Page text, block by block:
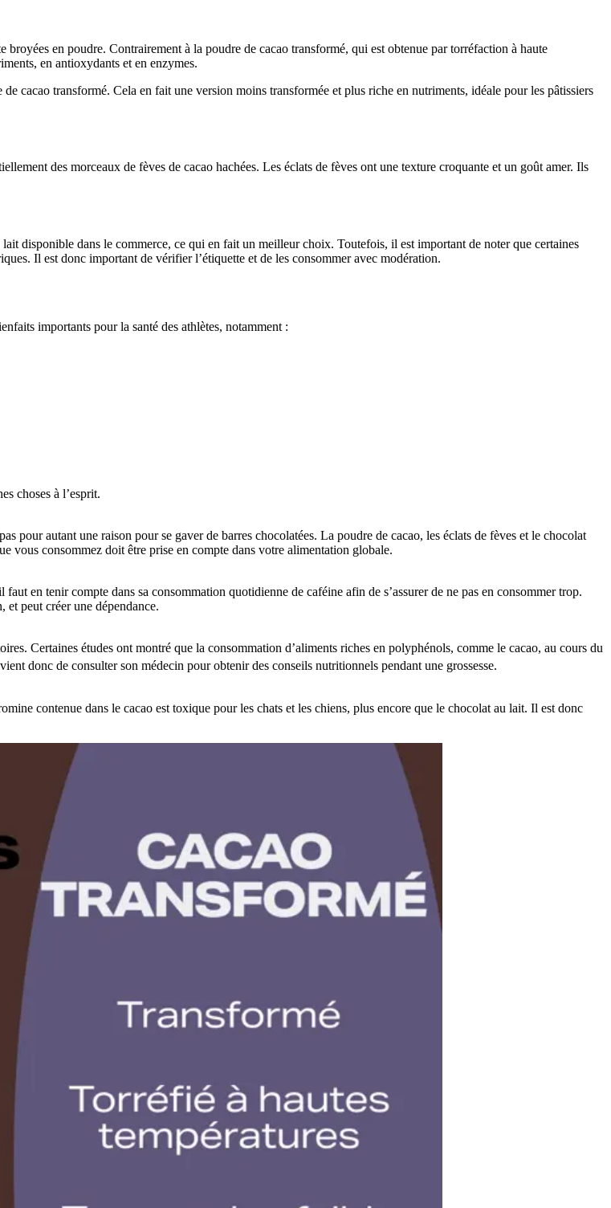
en poudre. Contrairement à la poudre de cacao transformé, qui est obtenue par torréfaction à haute
en antioxydants et en enzymes.
cacao transformé. Cela en fait une version moins transformée et plus riche en nutriments, idéale pour les pâtissiers
des morceaux de fèves de cacao hachées. Les éclats de fèves ont une texture croquante et un goût amer. Ils
disponible dans le commerce, ce qui en fait un meilleur choix. Toutefois, il est important de noter que certaines
Il est donc important de vérifier l’étiquette et de les consommer avec modération.
importants pour la santé des athlètes, notamment :
choses à l’esprit.
pour autant une raison pour se gaver de barres chocolatées. La poudre de cacao, les éclats de fèves et le chocolat
vous consommez doit être prise en compte dans votre alimentation globale.
en tenir compte dans sa consommation quotidienne de caféine afin de s’assurer de ne pas en consommer trop.
et peut créer une dépendance.
Certaines études ont montré que la consommation d’aliments riches en polyphénols, comme le cacao, au cours du
donc de consulter son médecin pour obtenir des conseils nutritionnels pendant une grossesse.
contenue dans le cacao est toxique pour les chats et les chiens, plus encore que le chocolat au lait. Il est donc